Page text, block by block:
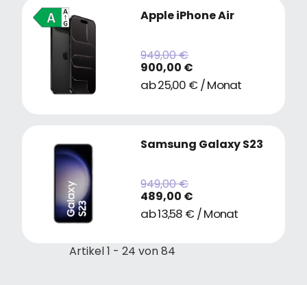
Apple iPhone Air
949,00 €
900,00 €
ab 25,00 € / Monat
Samsung Galaxy S23
949,00 €
489,00 €
ab 13,58 € / Monat
Artikel 1 - 24 von 84